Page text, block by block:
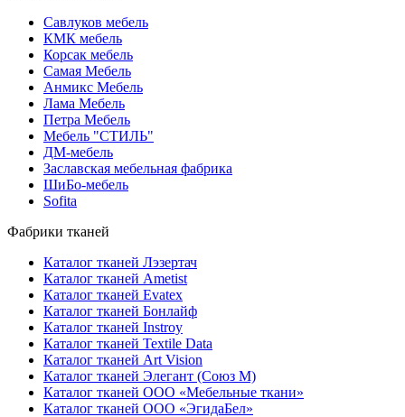
Савлуков мебель
КМК мебель
Корсак мебель
Самая Мебель
Анмикс Мебель
Лама Мебель
Петра Мебель
Мебель "СТИЛЬ"
ДМ-мебель
Заславская мебельная фабрика
ШиБо-мебель
Sofita
Фабрики тканей
Каталог тканей Лэзертач
Каталог тканей Ametist
Каталог тканей Evatex
Каталог тканей Бонлайф
Каталог тканей Instroy
Каталог тканей Textile Data
Каталог тканей Art Vision
Каталог тканей Элегант (Союз М)
Каталог тканей ООО «Мебельные ткани»
Каталог тканей ООО «ЭгидаБел»